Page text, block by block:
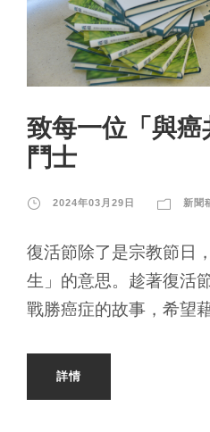
致每一位「與
鬥士
2024年03月29日 新聞
復活節除了是宗教節日
生」的意思。趁著復活
戰勝癌症的故事，希望
詳情